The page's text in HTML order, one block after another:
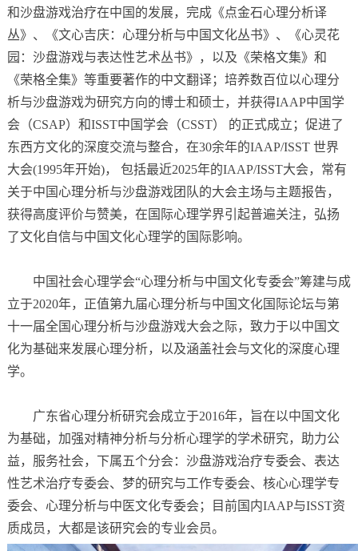
和沙盘游戏治疗在中国的发展，完成《点金石心理分析译
丛》、《文心吉庆：心理分析与中国文化丛书》、《心灵花
园：沙盘游戏与表达性艺术丛书》，以及《荣格文集》和
《荣格全集》等重要著作的中文翻译；培养数百位以心理分
析与沙盘游戏为研究方向的博士和硕士，并获得IAAP中国学
会（CSAP）和ISST中国学会（CSST） 的正式成立；促进了
东西方文化的深度交流与整合，在30余年的IAAP/ISST 世界
大会(1995年开始)， 包括最近2025年的IAAP/ISST大会，常有
关于中国心理分析与沙盘游戏团队的大会主场与主题报告，
获得高度评价与赞美，在国际心理学界引起普遍关注，弘扬
了文化自信与中国文化心理学的国际影响。
中国社会心理学会“心理分析与中国文化专委会”筹建与成
立于2020年，正值第九届心理分析与中国文化国际论坛与第
十一届全国心理分析与沙盘游戏大会之际，致力于以中国文
化为基础来发展心理分析，以及涵盖社会与文化的深度心理
学。
广东省心理分析研究会成立于2016年，旨在以中国文化
为基础，加强对精神分析与分析心理学的学术研究，助力公
益，服务社会，下属五个分会：沙盘游戏治疗专委会、表达
性艺术治疗专委会、梦的研究与工作专委会、核心心理学专
委会、心理分析与中医文化专委会；目前国内IAAP与ISST资
质成员，大都是该研究会的专业会员。